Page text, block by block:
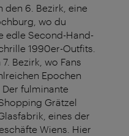
den 6. Bezirk, eine
wo du
edle Second-Hand-
1990er-Outfits.
Bezirk, wo Fans
Epochen
fulminante
Grätzel
eines der
Wiens. Hier